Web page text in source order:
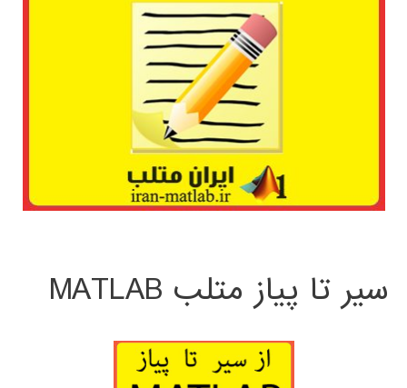
سیر تا پیاز متلب MATLAB